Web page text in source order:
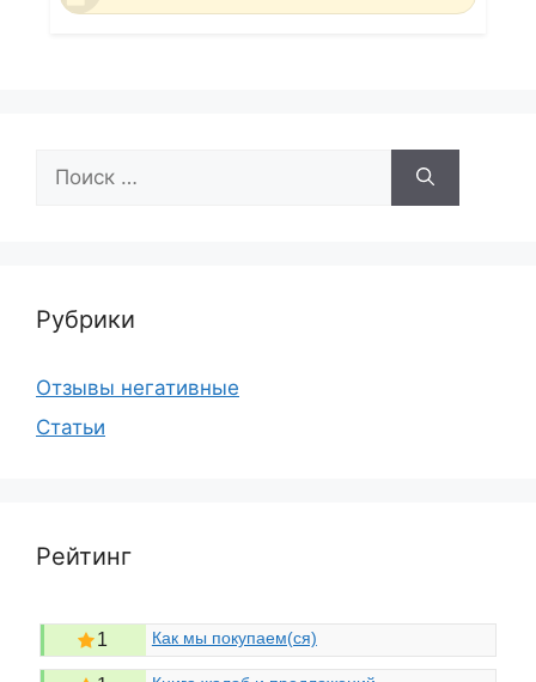
Рубрики
Отзывы негативные
Статьи
Рейтинг
1 Как мы покупаем(ся)